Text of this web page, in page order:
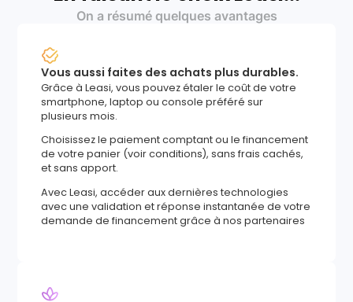
On a résumé quelques avantages
Vous aussi faites des achats plus durables.
Grâce à Leasi, vous pouvez étaler le coût de votre
smartphone, laptop ou console préféré sur
plusieurs mois.
Choisissez le paiement comptant ou le financement
de votre panier (voir conditions), sans frais cachés,
et sans apport.
Avec Leasi, accéder aux dernières technologies
avec une validation et réponse instantanée de votre
demande de financement grâce à nos partenaires